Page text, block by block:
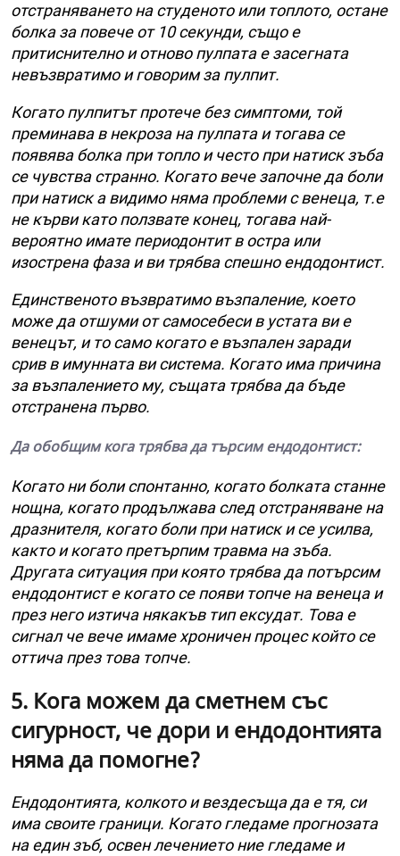
отстраняването на студеното или топлото, остане
болка за повече от 10 секунди, също е
притиснително и отново пулпата е засегната
невъзвратимо и говорим за пулпит.
Когато пулпитът протече без симптоми, той
преминава в некроза на пулпата и тогава се
появява болка при топло и често при натиск зъба
се чувства странно. Когато вече започне да боли
при натиск а видимо няма проблеми с венеца, т.е
не кърви като ползвате конец, тогава най-
вероятно имате периодонтит в остра или
изострена фаза и ви трябва спешно ендодонтист.
Единственото възвратимо възпаление, което
може да отшуми от самосебеси в устата ви е
венецът, и то само когато е възпален заради
срив в имунната ви система. Когато има причина
за възпалението му, същата трябва да бъде
отстранена първо.
Да обобщим кога трябва да търсим ендодонтист:
Когато ни боли спонтанно, когато болката станне
нощна, когато продължава след отстраняване на
дразнителя, когато боли при натиск и се усилва,
както и когато претърпим травма на зъба.
Другата ситуация при която трябва да потърсим
ендодонтист е когато се появи топче на венеца и
през него изтича някакъв тип ексудат. Това е
сигнал че вече имаме хроничен процес който се
оттича през това топче.
5. Кога можем да сметнем със
сигурност, че дори и ендодонтията
няма да помогне?
Ендодонтията, колкото и вездесъща да е тя, си
има своите граници. Когато гледаме прогнозата
на един зъб, освен лечението ние гледаме и